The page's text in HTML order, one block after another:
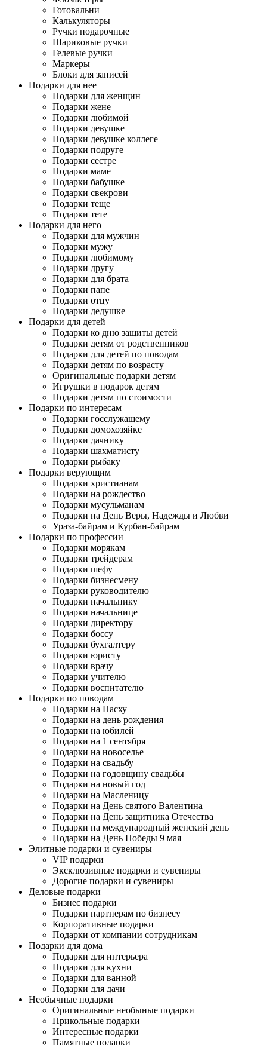
Готовальни
Калькуляторы
Ручки подарочные
Шариковые ручки
Гелевые ручки
Маркеры
Блоки для записей
Подарки для нее
Подарки для женщин
Подарки жене
Подарки любимой
Подарки девушке
Подарки девушке коллеге
Подарки подруге
Подарки сестре
Подарки маме
Подарки бабушке
Подарки свекрови
Подарки теще
Подарки тете
Подарки для него
Подарки для мужчин
Подарки мужу
Подарки любимому
Подарки другу
Подарки для брата
Подарки папе
Подарки отцу
Подарки дедушке
Подарки для детей
Подарки ко дню защиты детей
Подарки детям от родственников
Подарки для детей по поводам
Подарки детям по возрасту
Оригинальные подарки детям
Игрушки в подарок детям
Подарки детям по стоимости
Подарки по интересам
Подарки госслужащему
Подарки домохозяйке
Подарки дачнику
Подарки шахматисту
Подарки рыбаку
Подарки верующим
Подарки христианам
Подарки на рождество
Подарки мусульманам
Подарки на День Веры, Надежды и Любви
Ураза-байрам и Курбан-байрам
Подарки по профессии
Подарки морякам
Подарки трейдерам
Подарки шефу
Подарки бизнесмену
Подарки руководителю
Подарки начальнику
Подарки начальнице
Подарки директору
Подарки боссу
Подарки бухгалтеру
Подарки юристу
Подарки врачу
Подарки учителю
Подарки воспитателю
Подарки по поводам
Подарки на Пасху
Подарки на день рождения
Подарки на юбилей
Подарки на 1 сентября
Подарки на новоселье
Подарки на свадьбу
Подарки на годовщину свадьбы
Подарки на новый год
Подарки на Масленицу
Подарки на День святого Валентина
Подарки на День защитника Отечества
Подарки на международный женский день
Подарки на День Победы 9 мая
Элитные подарки и сувениры
VIP подарки
Эксклюзивные подарки и сувениры
Дорогие подарки и сувениры
Деловые подарки
Бизнес подарки
Подарки партнерам по бизнесу
Корпоративные подарки
Подарки от компании сотрудникам
Подарки для дома
Подарки для интерьера
Подарки для кухни
Подарки для ванной
Подарки для дачи
Необычные подарки
Оригинальные необыные подарки
Прикольные подарки
Интересные подарки
Памятные подарки